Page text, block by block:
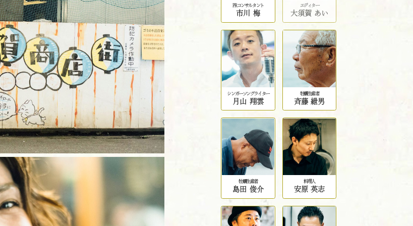
PRコンサルタント
市川 梅
エディター
大須賀 あい
シンガーソングライター
月山 翔雲
牡蠣生産者
斉藤 紲男
牡蠣生産者
島田 俊介
料理人
安原 英志